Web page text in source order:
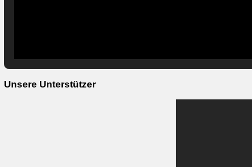
Unsere Unterstützer